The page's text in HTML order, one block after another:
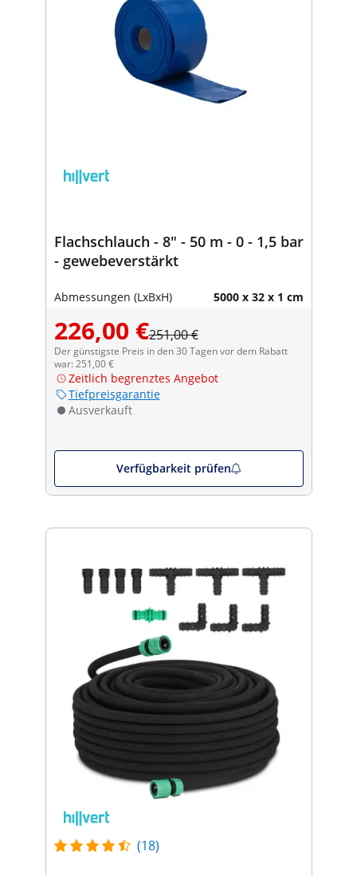
Flachschlauch - 8" - 50 m - 0 - 1,5 bar
- gewebeverstärkt
Abmessungen (LxBxH) 5000 x 32 x 1 cm
226,00 €251,00 €
Der günstigste Preis in den 30 Tagen vor dem Rabatt
war: 251,00 €
Zeitlich begrenztes Angebot
Tiefpreisgarantie
Ausverkauft
Verfügbarkeit prüfen
(18)